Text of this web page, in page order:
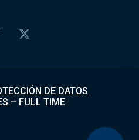
DE DATOS
– FULL TIME